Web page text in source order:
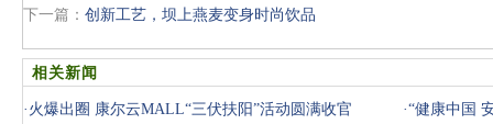
下一篇： 创新工艺，坝上燕麦变身时尚饮品
相关新闻
· 火爆出圈 康尔云MALL“三伏扶阳”活动圆满收官 ·“健康中国